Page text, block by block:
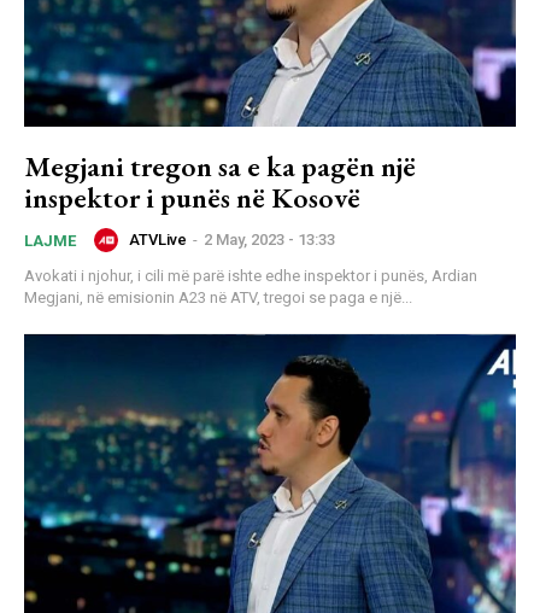
Megjani tregon sa e ka pagën një
inspektor i punës në Kosovë
LAJME ATVLive - 2 May, 2023 - 13:33
Avokati i njohur, i cili më parë ishte edhe inspektor i punës, Ardian
Megjani, në emisionin A23 në ATV, tregoi se paga e një...